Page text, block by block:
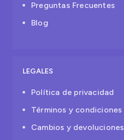
Preguntas Frecuentes
Blog
LEGALES
Política de privacidad
Términos y condiciones
Cambios y devoluciones